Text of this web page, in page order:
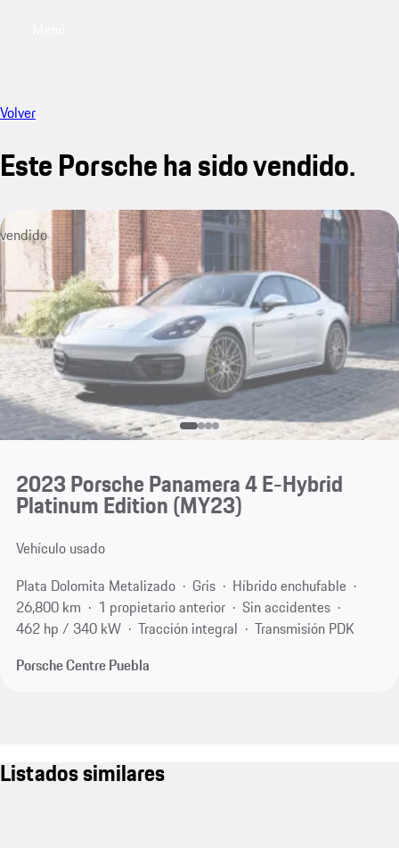
Volver
Este Porsche ha sido vendido.
vendido
2023 Porsche Panamera 4 E-Hybrid
Platinum Edition (MY23)
Vehículo usado
Plata Dolomita Metalizado
Gris
Híbrido enchufable
26,800 km
1 propietario anterior
Sin accidentes
462 hp / 340 kW
Tracción integral
Transmisión PDK
Porsche Centre Puebla
Listados similares